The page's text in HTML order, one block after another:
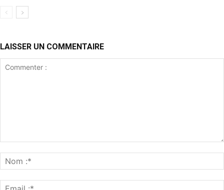
LAISSER UN COMMENTAIRE